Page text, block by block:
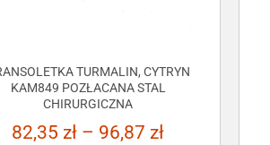
TURMALIN, CYTRYN
KAM849 POZŁACANA STAL
CHIRURGICZNA
82,35 zł – 96,87 zł